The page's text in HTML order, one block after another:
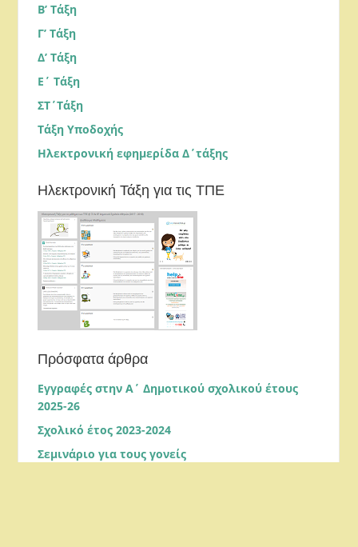
Β’ Τάξη
Γ’ Τάξη
Δ’ Τάξη
Ε΄ Τάξη
ΣΤ΄Τάξη
Τάξη Υποδοχής
Ηλεκτρονική εφημερίδα Δ΄τάξης
Ηλεκτρονική Τάξη για τις ΤΠΕ
Πρόσφατα άρθρα
Εγγραφές στην Α΄ Δημοτικού σχολικού έτους
2025-26
Σχολικό έτος 2023-2024
Σεμινάριο για τους γονείς